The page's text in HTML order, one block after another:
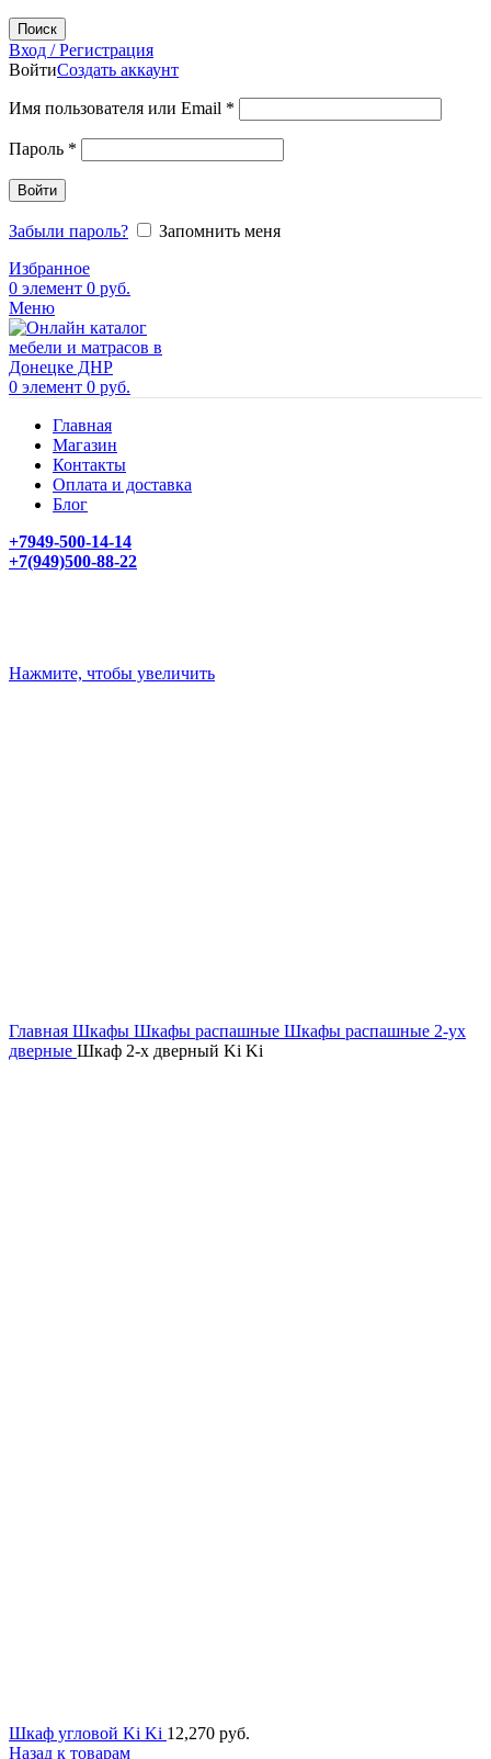
Поиск
Вход / Регистрация
ВойтиСоздать аккаунт
Имя пользователя или Email *
Пароль *
Войти
Забыли пароль?
Запомнить меня
Избранное
0 элемент 0 руб.
Меню
0 элемент 0 руб.
Главная
Магазин
Контакты
Оплата и доставка
Блог
+7949-500-14-14
+7(949)500-88-22
Нажмите, чтобы увеличить
Главная Шкафы Шкафы распашные Шкафы распашные 2-ух
дверные Шкаф 2-х дверный Ki Ki
Шкаф угловой Ki Ki 12,270 руб.
Назад к товарам